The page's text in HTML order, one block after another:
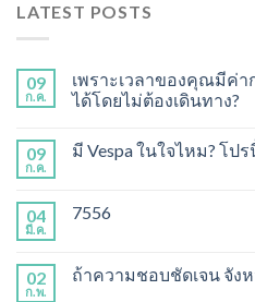
LATEST POSTS
09
ก.ค.
เพราะเวลาของคุณมีค่า
ได้โดยไม่ต้องเดินทาง?
09
ก.ค.
มี Vespa ในใจไหม? โป
04
มี.ค.
7556
02
ก.พ.
ถ้าความชอบชัดเจน จัง